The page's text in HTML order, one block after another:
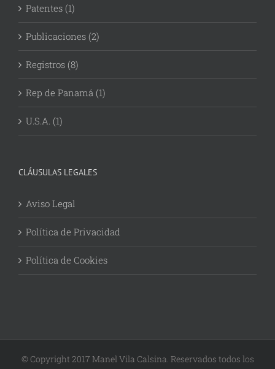
Patentes (1)
Publicaciones (2)
Registros (8)
Rep de Panamá (1)
U.S.A. (1)
CLÁUSULAS LEGALES
Aviso Legal
Política de Privacidad
Política de Cookies
© Copyright 2017 Manel Vila Calsina. Reservados todos los